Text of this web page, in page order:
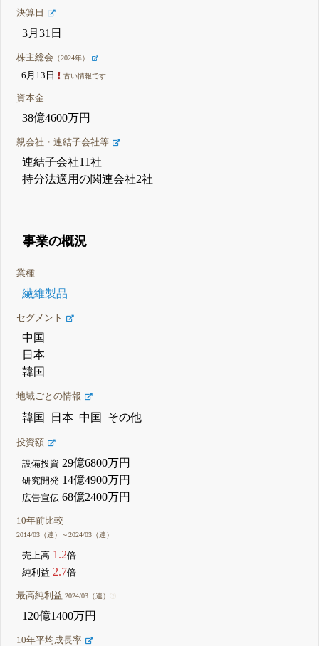
決算日
3月31日
株主総会 （2024年）
6月13日 古い情報です
資本金
38億4600万円
親会社・連結子会社等
連結子会社11社
持分法適用の関連会社2社
事業の概況
業種
繊維製品
セグメント
中国
日本
韓国
地域ごとの情報
韓国 日本 中国 その他
投資額
設備投資 29億6800万円
研究開発 14億4900万円
広告宣伝 68億2400万円
10年前比較
2014/03（連）～2024/03（連）
売上高 1.2倍
純利益 2.7倍
最高純利益2024/03（連）
120億1400万円
10年平均成長率